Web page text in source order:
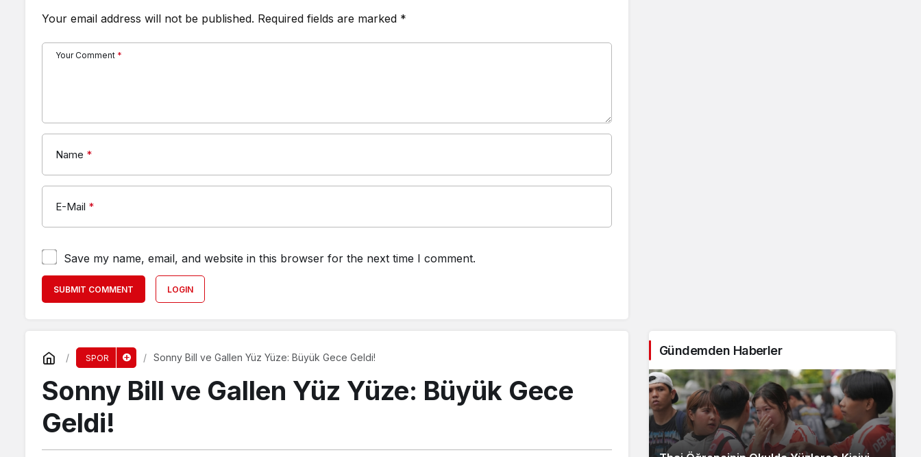
Your email address will not be published. Required fields are marked *
Your Comment *
Name *
E-Mail *
Save my name, email, and website in this browser for the next time I comment.
SUBMIT COMMENT LOGIN
SPOR Sonny Bill ve Gallen Yüz Yüze: Büyük Gece Geldi!
Sonny Bill ve Gallen Yüz Yüze: Büyük Gece
Geldi!
Gündemden Haberler